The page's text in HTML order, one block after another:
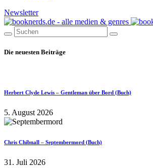
Newsletter
Die neuesten Beiträge
Herbert Clyde Lewis – Gentleman über Bord (Buch)
5. August 2026
Chris Chibnall – Septembermord (Buch)
31. Juli 2026